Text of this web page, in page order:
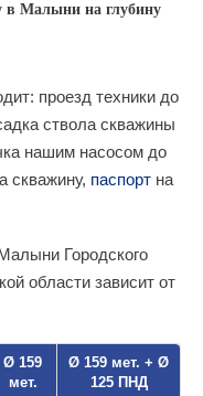
в Малыни на глубину
проезд техники до
ствола скважины
нашим насосом до
скважину, паспорт на
Городского
области зависит от
Ø 159
мет.
Ø 159 мет. + Ø
125 ПНД